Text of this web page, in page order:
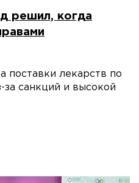
решил, когда
поставки лекарств по
за санкций и высокой